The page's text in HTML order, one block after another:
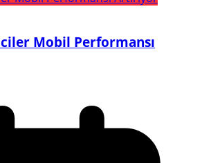
Mobil Performansı